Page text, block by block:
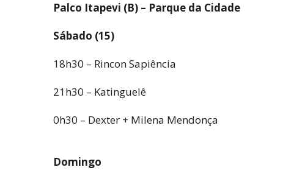
Palco Itapevi (B) – Parque da Cidade
Sábado (15)
18h30 – Rincon Sapiência
21h30 – Katinguelê
0h30 – Dexter + Milena Mendonça
Domingo